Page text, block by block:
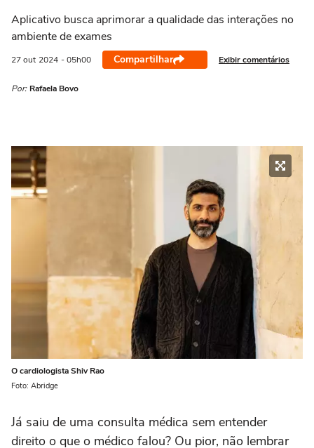
Aplicativo busca aprimorar a qualidade das interações no
ambiente de exames
27 out 2024 - 05h00 Compartilhar Exibir comentários
Por: Rafaela Bovo
O cardiologista Shiv Rao
Foto: Abridge
Já saiu de uma consulta médica sem entender
direito o que o médico falou? Ou pior, não lembrar